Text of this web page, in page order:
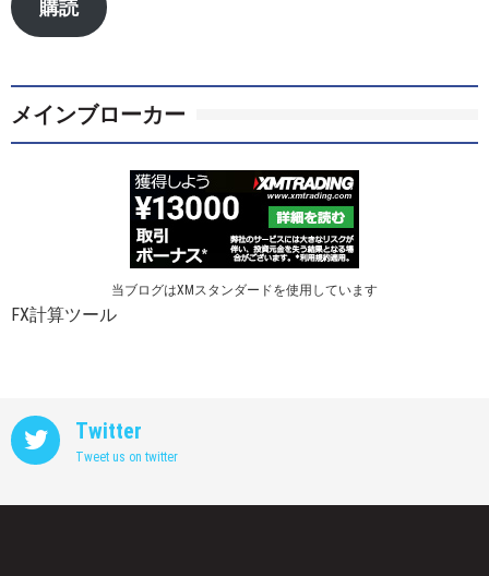
ド
購読
メインブローカー
当ブログはXMスタンダードを使用しています
FX計算ツール
Twitter
Tweet us on twitter